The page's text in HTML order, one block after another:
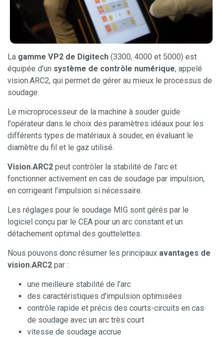
La gamme VP2 de Digitech (3300, 4000 et 5000) est
équipée d'un système de contrôle numérique, appelé
vision.ARC2, qui permet de gérer au mieux le processus de
soudage.
Le microprocesseur de la machine à souder guide
l'opérateur dans le choix des paramètres idéaux pour les
différents types de matériaux à souder, en évaluant le
diamètre du fil et le gaz utilisé.
Vision.ARC2 peut contrôler la stabilité de l'arc et
fonctionner activement en cas de soudage par impulsion,
en corrigeant l'impulsion si nécessaire.
Les réglages pour le soudage MIG sont gérés par le
logiciel conçu par le CEA pour un arc constant et un
détachement optimal des gouttelettes.
Nous pouvons donc résumer les principaux avantages de
vision.ARC2 par :
une meilleure stabilité de l'arc
des caractéristiques d'impulsion optimisées
contrôle rapide et précis des courts-circuits en cas
de soudage avec un arc très court
vitesse de soudage accrue